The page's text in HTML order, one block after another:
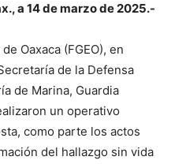
a 14 de marzo de 2025.-
Oaxaca (FGEO), en
de la Defensa
de Marina, Guardia
un operativo
como parte los actos
del hallazgo sin vida